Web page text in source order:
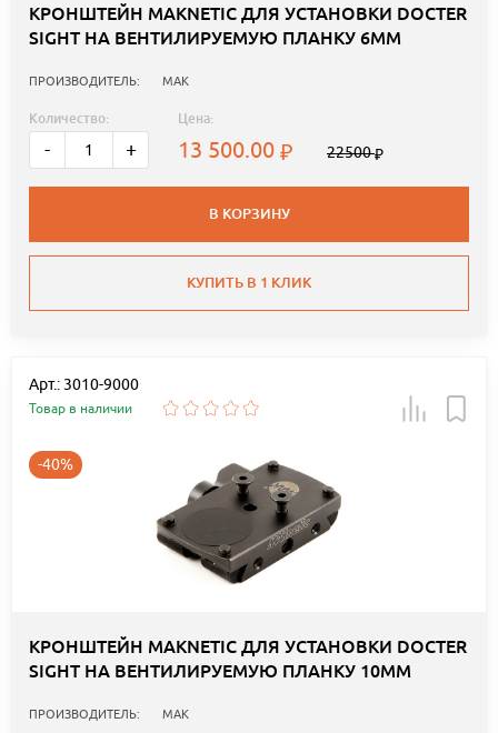
КРОНШТЕЙН MAKNETIC ДЛЯ УСТАНОВКИ DOCTER
SIGHT НА ВЕНТИЛИРУЕМУЮ ПЛАНКУ 6ММ
ПРОИЗВОДИТЕЛЬ: MAK
Количество:
- +
Цена:
13 500.00 22500
В КОРЗИНУ
КУПИТЬ В 1 КЛИК
Арт.: 3010-9000
Товар в наличии
-40%
КРОНШТЕЙН MAKNETIC ДЛЯ УСТАНОВКИ DOCTER
SIGHT НА ВЕНТИЛИРУЕМУЮ ПЛАНКУ 10ММ
ПРОИЗВОДИТЕЛЬ: MAK